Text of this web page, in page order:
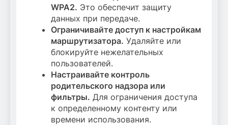
WPA2. Это обеспечит защиту
данных при передаче.
Ограничивайте доступ к настройкам
маршрутизатора. Удаляйте или
блокируйте нежелательных
пользователей.
Настраивайте контроль
родительского надзора или
фильтры. Для ограничения доступа
к определенному контенту или
времени использования.